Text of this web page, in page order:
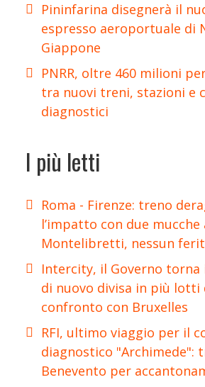
Pininfarina disegnerà il
espresso aeroportuale di
Giappone
PNRR, oltre 460 milioni
tra nuovi treni, stazioni e
diagnostici
I più letti
Roma - Firenze: treno
l’impatto con due mucche
Montelibretti, nessun
Intercity, il Governo torna
di nuovo divisa in più lotti
confronto con Bruxelles
RFI, ultimo viaggio per il
diagnostico "Archimede":
Benevento per